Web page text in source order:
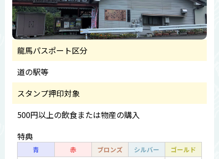
龍馬パスポート区分
道の駅等
スタンプ押印対象
500円以上の飲食または物産の購入
特典
青 赤 ブロンズ シルバー
ゴールド